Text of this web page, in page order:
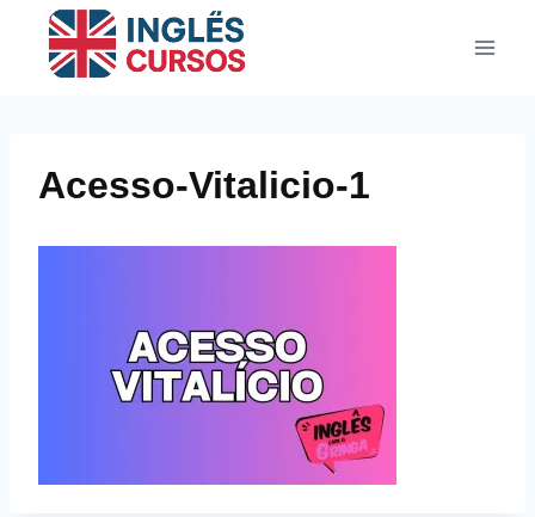
Acesso-Vitalicio-1